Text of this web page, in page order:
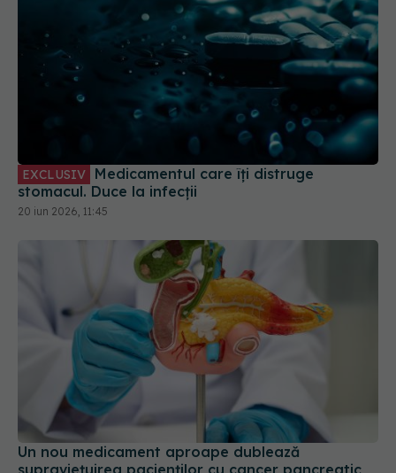
EXCLUSIV
stomacul. Duce la infecții
Un nou medicament aproape dublează
supraviețuirea pacienților cu cancer pancreatic
metastatic
30 iun 2026, 22:35